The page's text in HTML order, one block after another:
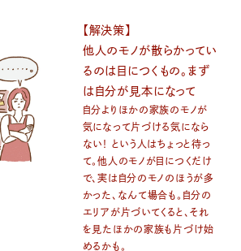
【解決策】
他人のモノが散らかってい
るのは目につくもの。まず
は自分が見本になって
自分よりほかの家族のモノが
気になって片づける気になら
ない！ という人はちょっと待っ
て。他人のモノが目につくだけ
で、実は自分のモノのほうが多
かった、なんて場合も。自分の
エリアが片づいてくると、それ
を見たほかの家族も片づけ始
めるかも。